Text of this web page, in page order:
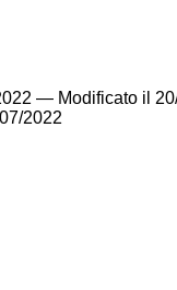
— Modificato il
2022